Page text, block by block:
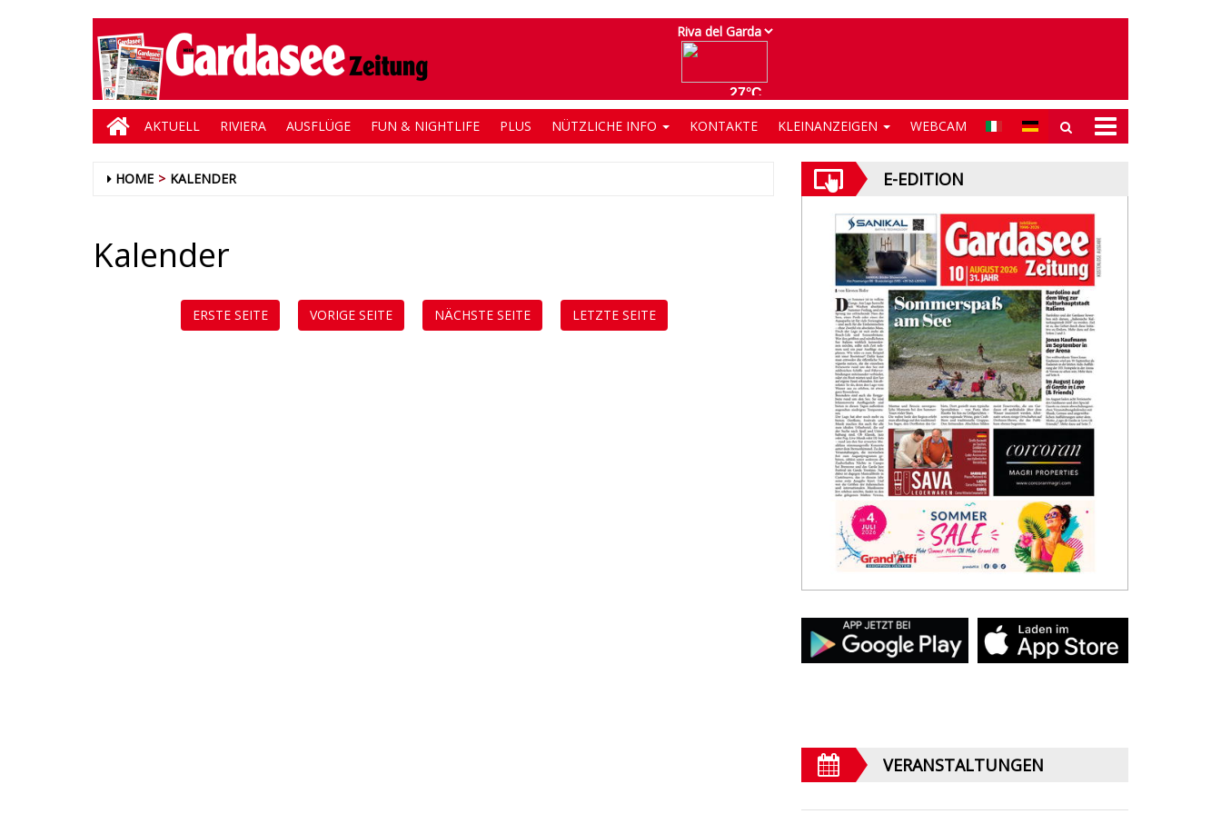
AKTUELL RIVIERA AUSFLÜGE FUN & NIGHTLIFE PLUS NÜTZLICHE INFO KONTAKTE KLEINANZEIGEN WEBCAM
HOME KALENDER
Kalender
ERSTE SEITE VORIGE SEITE NÄCHSTE SEITE LETZTE SEITE
E-EDITION
VERANSTALTUNGEN